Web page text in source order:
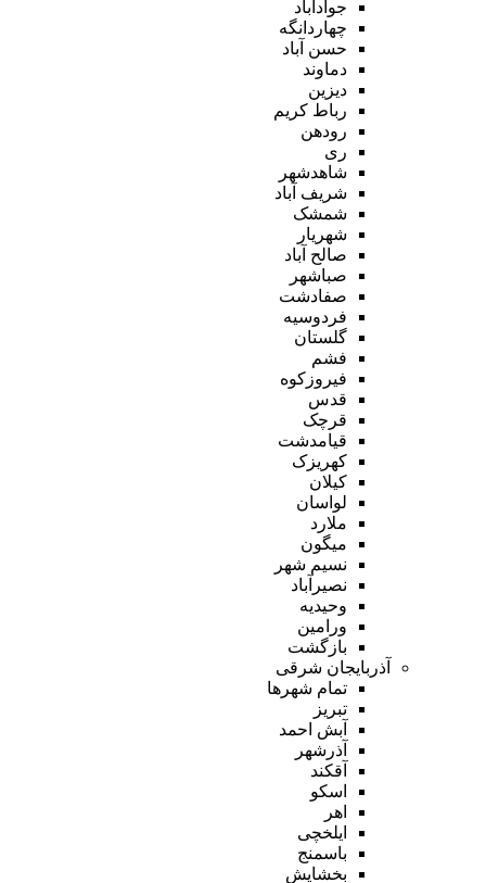
جوادآباد
چهاردانگه
حسن آباد
دماوند
دیزین
رباط کریم
رودهن
ری
شاهدشهر
شریف آباد
شمشک
شهریار
صالح آباد
صباشهر
صفادشت
فردوسیه
گلستان
فشم
فیروزکوه
قدس
قرچک
قیامدشت
کهریزک
کیلان
لواسان
ملارد
میگون
نسیم شهر
نصیرآباد
وحیدیه
ورامین
بازگشت
آذربایجان شرقی
تمام شهر‌ها
تبریز
آبش احمد
آذرشهر
آقکند
اسکو
اهر
ایلخچی
باسمنج
بخشایش